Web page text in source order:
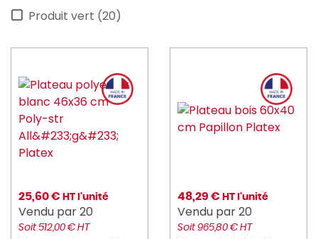
Produit vert (20)
25,60 € HT l'unité
Vendu par 20
Soit 512,00 € HT
48,29 € HT l'unité
Vendu par 20
Soit 965,80 € HT